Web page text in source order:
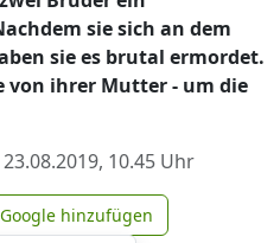
sie sich an dem
sie es brutal ermordet.
von ihrer Mutter - um die
23.08.2019, 10.45 Uhr
news.de zu Google
hinzufügen